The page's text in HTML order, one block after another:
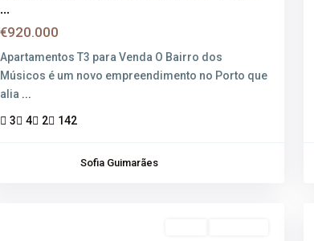
...
€920.000
Apartamentos T3 para Venda O Bairro dos
Músicos é um novo empreendimento no Porto que
alia ...
3 4 2 142
Sofia Guimarães